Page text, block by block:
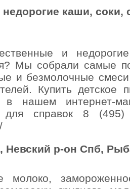
каши, соки,
и
Мы собрали самые
и безмолочные
Купить детское
нашем интернет-
для справок 8
Невский р-он Спб,
молоко,